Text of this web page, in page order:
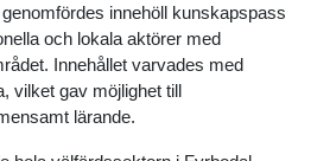
innehöll kunskapspass
och lokala aktörer med
Innehållet varvades med
vilket gav möjlighet till
lärande.